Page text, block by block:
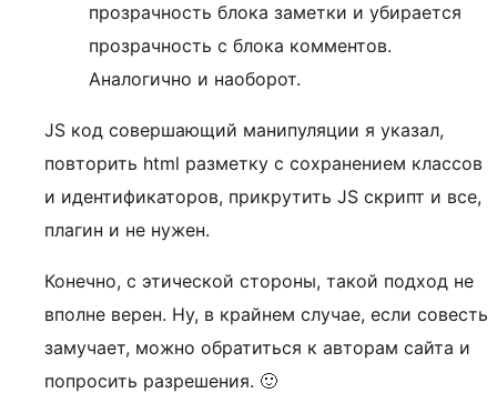
прозрачность блока заметки и убирается
прозрачность с блока комментов.
Аналогично и наоборот.
JS код совершающий манипуляции я указал,
повторить html разметку с сохранением классов
и идентификаторов, прикрутить JS скрипт и все,
плагин и не нужен.
Конечно, с этической стороны, такой подход не
вполне верен. Ну, в крайнем случае, если совесть
замучает, можно обратиться к авторам сайта и
попросить разрешения. 🙂